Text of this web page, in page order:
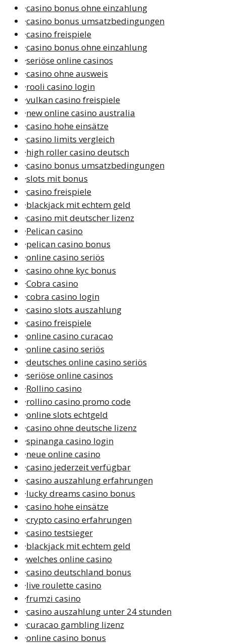
·casino bonus ohne einzahlung
·casino bonus umsatzbedingungen
·casino freispiele
·casino bonus ohne einzahlung
·seriöse online casinos
·casino ohne ausweis
·rooli casino login
·vulkan casino freispiele
·new online casino australia
·casino hohe einsätze
·casino limits vergleich
·high roller casino deutsch
·casino bonus umsatzbedingungen
·slots mit bonus
·casino freispiele
·blackjack mit echtem geld
·casino mit deutscher lizenz
·Pelican casino
·pelican casino bonus
·online casino seriös
·casino ohne kyc bonus
·Cobra casino
·cobra casino login
·casino slots auszahlung
·casino freispiele
·online casino curacao
·online casino seriös
·deutsches online casino seriös
·seriöse online casinos
·Rollino casino
·rollino casino promo code
·online slots echtgeld
·casino ohne deutsche lizenz
·spinanga casino login
·neue online casino
·casino jederzeit verfügbar
·casino auszahlung erfahrungen
·lucky dreams casino bonus
·casino hohe einsätze
·crypto casino erfahrungen
·casino testsieger
·blackjack mit echtem geld
·welches online casino
·casino deutschland bonus
·live roulette casino
·frumzi casino
·casino auszahlung unter 24 stunden
·curacao gambling lizenz
·online casino bonus